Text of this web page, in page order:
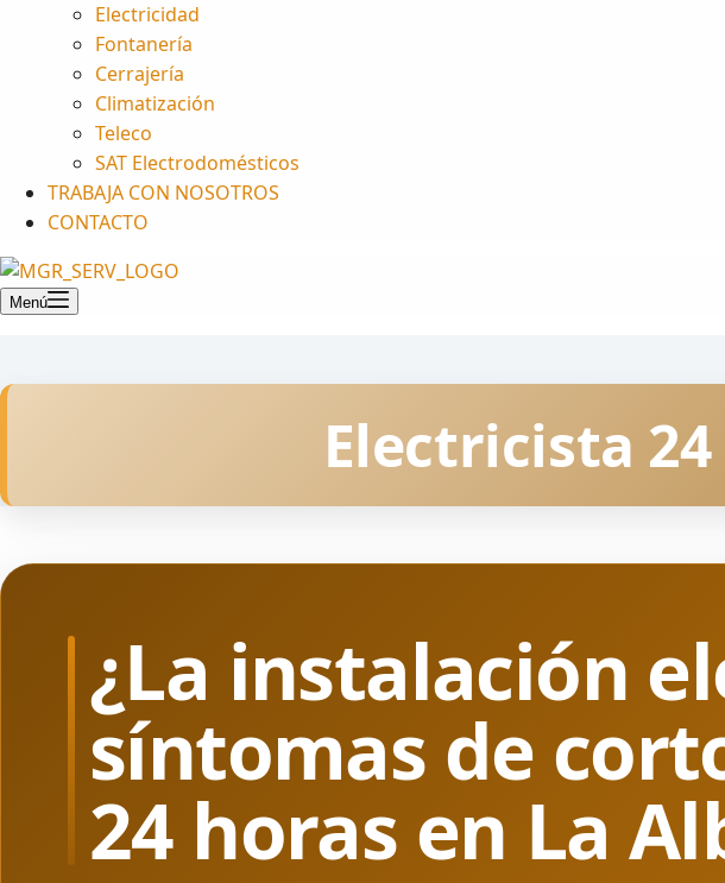
Electricidad
Fontanería
Cerrajería
Climatización
Teleco
SAT Electrodomésticos
TRABAJA CON NOSOTROS
CONTACTO
Menú
Electricista
¿La instalación
síntomas de
24 horas en La